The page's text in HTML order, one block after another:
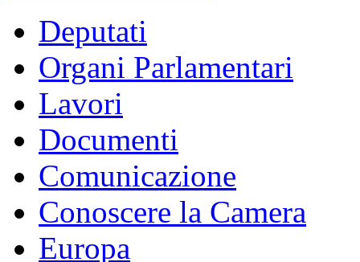
Deputati
Organi Parlamentari
Lavori
Documenti
Comunicazione
Conoscere la Camera
Europa